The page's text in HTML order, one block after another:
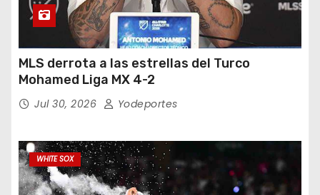
MLS derrota a las estrellas del Turco
Mohamed Liga MX 4-2
Jul 30, 2026 Yodeportes
WHITE SOX